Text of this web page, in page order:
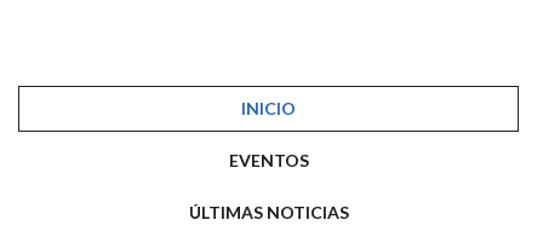
INICIO
EVENTOS
ÚLTIMAS NOTICIAS